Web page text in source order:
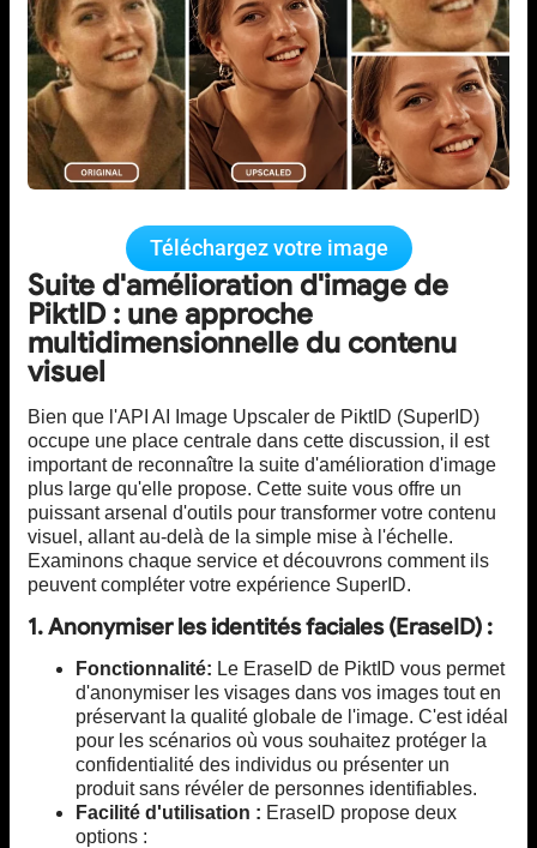
Téléchargez votre image
Suite d'amélioration d'image de
PiktID : une approche
multidimensionnelle du contenu
visuel
Bien que l'API AI Image Upscaler de PiktID (SuperID)
occupe une place centrale dans cette discussion, il est
important de reconnaître la suite d'amélioration d'image
plus large qu'elle propose. Cette suite vous offre un
puissant arsenal d'outils pour transformer votre contenu
visuel, allant au-delà de la simple mise à l'échelle.
Examinons chaque service et découvrons comment ils
peuvent compléter votre expérience SuperID.
1. Anonymiser les identités faciales (EraseID) :
Fonctionnalité: Le EraseID de PiktID vous permet
d'anonymiser les visages dans vos images tout en
préservant la qualité globale de l'image. C'est idéal
pour les scénarios où vous souhaitez protéger la
confidentialité des individus ou présenter un
produit sans révéler de personnes identifiables.
Facilité d'utilisation : EraseID propose deux
options :